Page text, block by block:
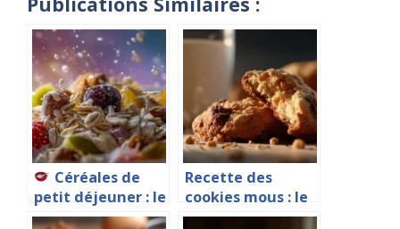
Céréales de
petit déjeuner : le
guide ultime pour
Recette des
cookies mous : le
secret des